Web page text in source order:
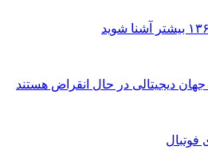
دیجیتالی در حال انقراض هستند
فوتبال